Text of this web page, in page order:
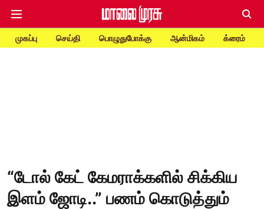
முகப்பு செய்தி பொழுதுபோக்கு ஆன்மிகம் க்ரைம்
“டோல் கேட் கேமராக்களில் சிக்கிய
இளம் ஜோடி..” பணம் கொடுத்தும்